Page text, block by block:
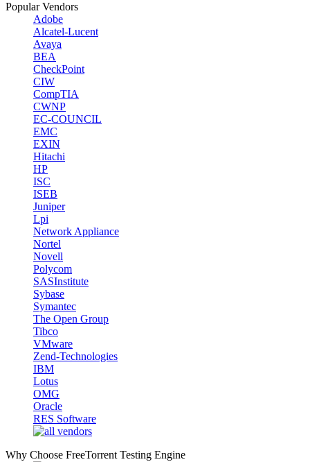
Popular Vendors
Adobe
Alcatel-Lucent
Avaya
BEA
CheckPoint
CIW
CompTIA
CWNP
EC-COUNCIL
EMC
EXIN
Hitachi
HP
ISC
ISEB
Juniper
Lpi
Network Appliance
Nortel
Novell
Polycom
SASInstitute
Sybase
Symantec
The Open Group
Tibco
VMware
Zend-Technologies
IBM
Lotus
OMG
Oracle
RES Software
Why Choose FreeTorrent Testing Engine